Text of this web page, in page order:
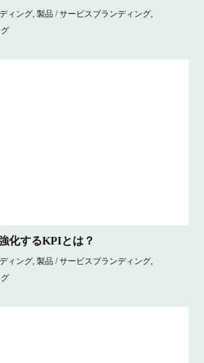
ィング ,製品 / サービスブランディング
化するKPIとは？
ィング,製品 / サービスブランディング,